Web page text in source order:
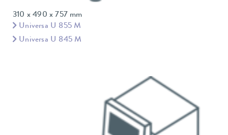
310 x 490 x 757 mm
Universa U 855 M
Universa U 845 M